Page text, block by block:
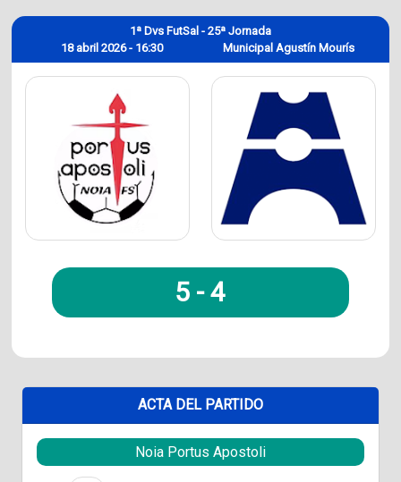
18 abril 2026 - 16:30
1ª Dvs FutSal - 25ª Jornada
Municipal Agustín Mourís
5 -4
ACTA DEL PARTIDO
Noia Portus Apostoli